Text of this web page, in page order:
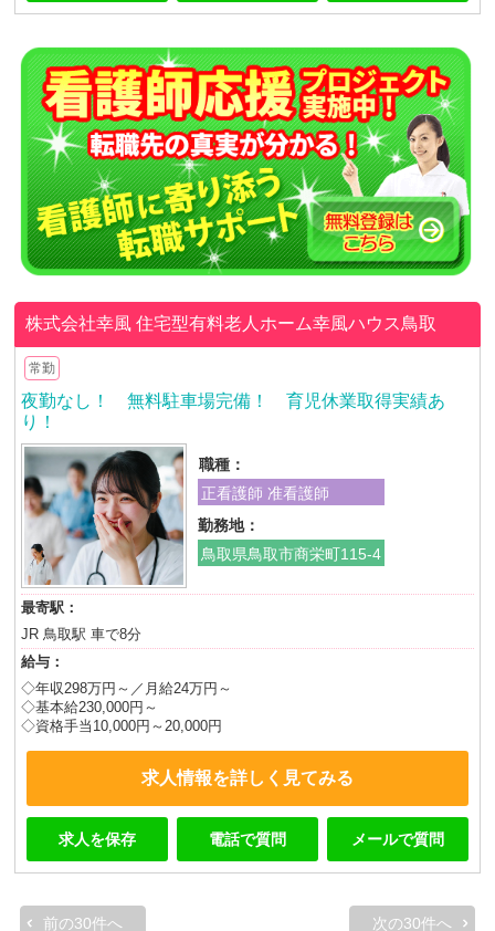
株式会社幸風住宅型有料老人ホーム幸風ハウス鳥取
常勤
夜勤なし！ 無料駐車場完備！ 育児休業取得実績あ
り！
職種：
正看護師 准看護師
勤務地：
鳥取県鳥取市商栄町115-4
最寄駅：
JR 鳥取駅 車で8分
給与：
◇年収298万円～／月給24万円～
◇基本給230,000円～
◇資格手当10,000円～20,000円
求人情報を詳しく見てみる
求人を保存 電話で質問 メールで質問
前の30件へ 次の30件へ